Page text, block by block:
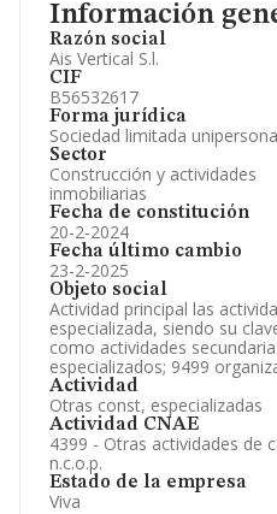
Información
Razón social
Ais Vertical S.l.
CIF
B56532617
Forma jurídica
Sociedad limitada
Sector
Construcción y actividades
inmobiliarias
Fecha de constitución
20-2-2024
Fecha último cambio
23-2-2025
Objeto social
Actividad principal las
especializada, siendo su
como actividades
especializados; 9499
Actividad
Otras const, especializadas
Actividad CNAE
4399 - Otras actividades de
n.c.o.p.
Estado de la empresa
Viva